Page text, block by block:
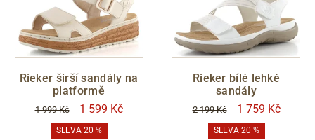
Rieker širší sandály na
platformě
1 999 Kč 1 599 Kč
SLEVA 20 %
Rieker bílé lehké
sandály
2 199 Kč 1 759 Kč
SLEVA 20 %